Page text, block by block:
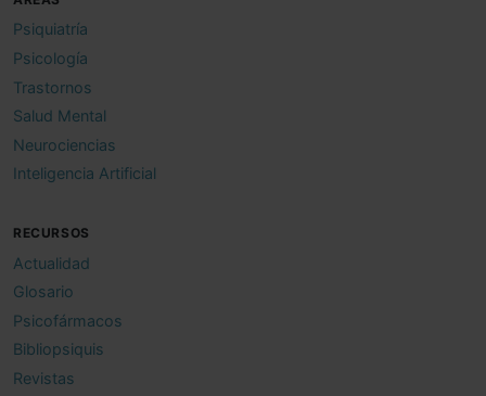
Psiquiatría
Psicología
Trastornos
Salud Mental
Neurociencias
Inteligencia Artificial
RECURSOS
Actualidad
Glosario
Psicofármacos
Bibliopsiquis
Revistas